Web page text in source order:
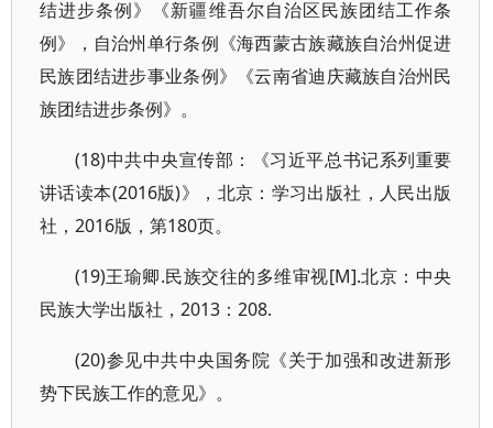
结进步条例》《新疆维吾尔自治区民族团结工作条
例》，自治州单行条例《海西蒙古族藏族自治州促进
民族团结进步事业条例》《云南省迪庆藏族自治州民
族团结进步条例》。
(18)中共中央宣传部：《习近平总书记系列重要
讲话读本(2016版)》，北京：学习出版社，人民出版
社，2016版，第180页。
(19)王瑜卿.民族交往的多维审视[M].北京：中央
民族大学出版社，2013：208.
(20)参见中共中央国务院《关于加强和改进新形
势下民族工作的意见》。